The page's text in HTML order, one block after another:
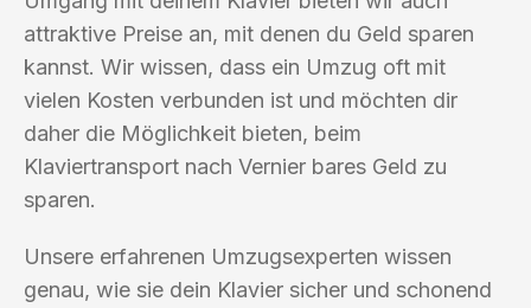
attraktive Preise an, mit denen du Geld sparen
kannst. Wir wissen, dass ein Umzug oft mit
vielen Kosten verbunden ist und möchten dir
daher die Möglichkeit bieten, beim
Klaviertransport nach Vernier bares Geld zu
sparen.
Unsere erfahrenen Umzugsexperten wissen
genau, wie sie dein Klavier sicher und schonend